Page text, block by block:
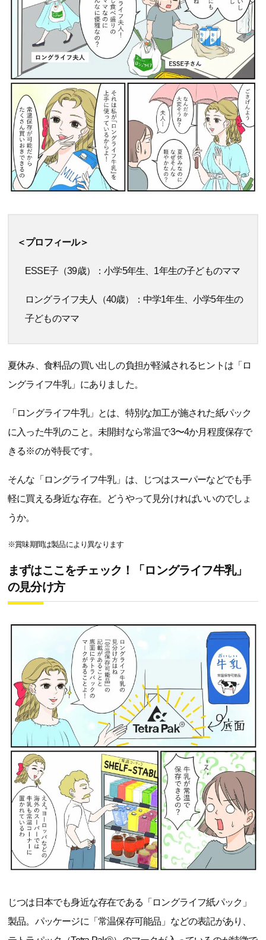
＜プロフィール＞
ESSE子（39歳）：小学5年生、1年生の子どものママ
ロングライフ夫人（40歳）：中学1年生、小学5年生の
子どものママ
夏休み、食料品の買い出しの負担が軽減されるヒントは「ロ
ングライフ牛乳」にありました。
「ロングライフ牛乳」とは、特別な加工が施された紙パック
に入った牛乳のこと。未開封なら常温で3〜4か月程度保存で
きる※のが特長です。
そんな「ロングライフ牛乳」は、じつはスーパーなどでも手
軽に買える身近な存在。どうやって見分ければいいのでしょ
うか。
※賞味期間は製品により異なります
まずはここをチェック！「ロングライフ牛乳」
の見分け方
じつは日本でも身近な存在である「ロングライフ紙パック」
製品。パッケージに「常温保存可能品」などの表記があり、